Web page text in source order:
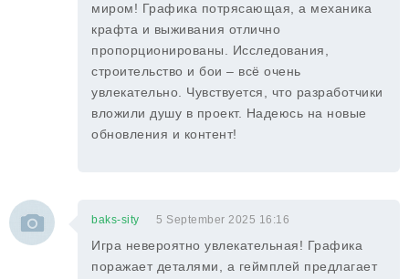
миром! Графика потрясающая, а механика
крафта и выживания отлично
пропорционированы. Исследования,
строительство и бои – всё очень
увлекательно. Чувствуется, что разработчики
вложили душу в проект. Надеюсь на новые
обновления и контент!
baks-sity 5 September 2025 16:16
Игра невероятно увлекательная! Графика
поражает деталями, а геймплей предлагает